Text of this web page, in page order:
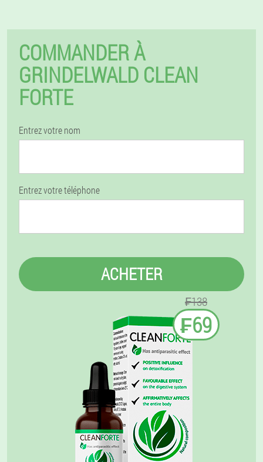
COMMANDER À
GRINDELWALD CLEAN
FORTE
Entrez votre nom
Entrez votre téléphone
ACHETER
₣138
₣69